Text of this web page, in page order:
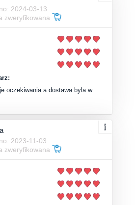
2024-03-13
zweryfikowana
oczekiwania a dostawa byla w
2023-11-03
zweryfikowana